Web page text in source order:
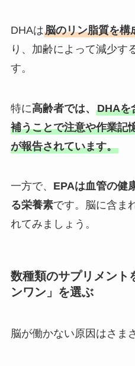
DHAは脳のリン脂質を構
り、加齢によって減少す
す。
特に高齢者では、 DHAを
補うことで注意や作業記
が報告されています。
一方で、 EPAは血管の健
る栄養素です。脳に含ま
れてみましょう。
数種類のサプリメント
ンワン」を選ぶ
脳が働かない原因はさま